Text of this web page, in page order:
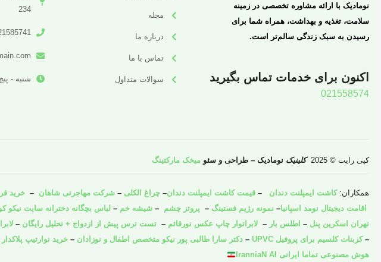
نومادیک با ارائه مشاوره تخصصی در زمینه
سلامت، تغذیه و بهداشت، همراه شما برای
رسیدن به سبک زندگی سالم‌تر است.
اکنون برای خدمات تماس بگیرید
021558574
مجله
درباره ما
تماس با ما
سوالات متداول
234
شنبه - پنج شنبه
کپی رایت © 2025 کلینیک نومادیک – طراحی و سئو میخک مارکتینگ
همکاران: کاشت ایمپلنت دندان – قیمت کاشت ایمپلنت دندان– چراغ الکلی – شرکت مهاجرتی شاهان – خرید
اقامت دیجیتال نومد اسپانیا– نمونه رژیم فستینگ – پروتز چشم – شیشه خم – لباس بچگانه دخترانه سایت نیکو
تهران اسکرین پنل – اطلس بار – لابراتوار چاپ عکس نورقائم – تست ترس پیش از ازدواج + تحلیل رایگان –
–کربنات کلسیم برای پروفیل UPVC – دکتر سارا طالبی پور نیکو متخصص اطفال و نوزادان – خرید نوارتیپ پلاکدار
هوش مصنوعی تماما ایرانی IranniaN AI